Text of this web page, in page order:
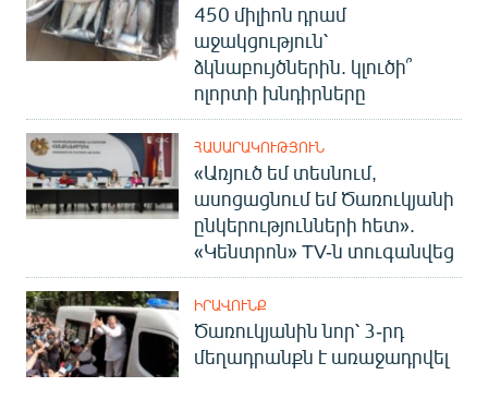
450 միլիոն դրամ
աջակցություն՝
ձկնաբույծներին. կլուծի՞
ոլորտի խնդիրները
ՀԱՍԱՐԱԿՈՒԹՅՈՒՆ
«Առյուծ եմ տեսնում,
ասոցացնում եմ Ծառուկյանի
ընկերությունների հետ».
«Կենտրոն» TV-ն տուգանվեց
ԻՐԱՎՈՒՆՔ
Ծառուկյանին նոր՝ 3-րդ
մեղադրանքն է առաջադրվել